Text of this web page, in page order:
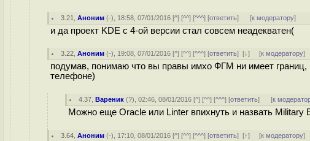
3.21 ,Аноним (-), 18:58, 07/01/2016 [^] [^^] [^^^] [ответить] [к модератору]
и да проект KDE с 4-ой версии стал совсем неадекватен(
3.22 ,Аноним (-), 19:08, 07/01/2016 [^] [^^] [^^^] [ответить][↓] [к модератору]
подумав, понимаю что вы правы имхо ФГМ ни имеет
телефоне)
4.37 ,Вареник (?), 02:46, 08/01/2016 [^] [^^] [^^^] [ответить] [к
Можно еще Oracle или Linter впихнуть и назвать Military
3.64 ,Аноним (-), 17:10, 08/01/2016 [^] [^^] [^^^] [ответить][↑] [к модератору]